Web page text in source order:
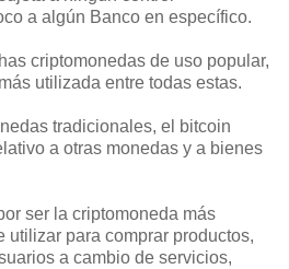
a algún Banco en específico.
criptomonedas de uso popular,
utilizada entre todas estas.
tradicionales, el bitcoin
a otras monedas y a bienes
ser la criptomoneda más
utilizar para comprar productos,
a cambio de servicios,